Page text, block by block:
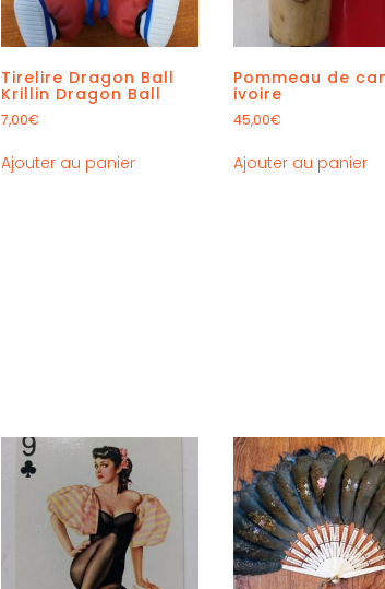
Tirelire Dragon Ball
Krillin Dragon Ball
7,00€
Ajouter au panier
Pommeau de
ivoire
45,00€
Ajouter au panier